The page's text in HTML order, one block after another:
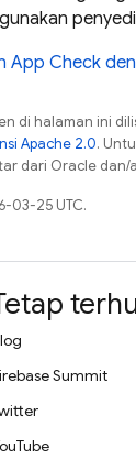
App Check
di halaman ini
Apache 2.0.
dari Oracle dan/
03-25 UTC.
Summit